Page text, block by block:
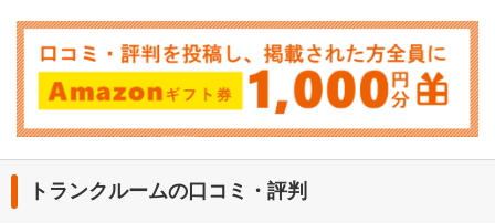
トランクルームの口コミ・評判